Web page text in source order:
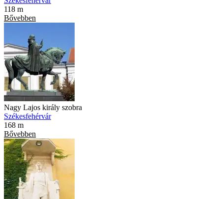
118 m
Bővebben
Nagy Lajos király szobra
Székesfehérvár
168 m
Bővebben